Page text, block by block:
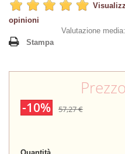
opinioni
Valutazione
Stampa
-10% 57,27 €